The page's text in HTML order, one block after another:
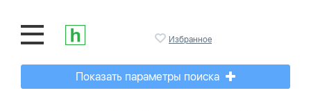
Избранное
Показать параметры поиска